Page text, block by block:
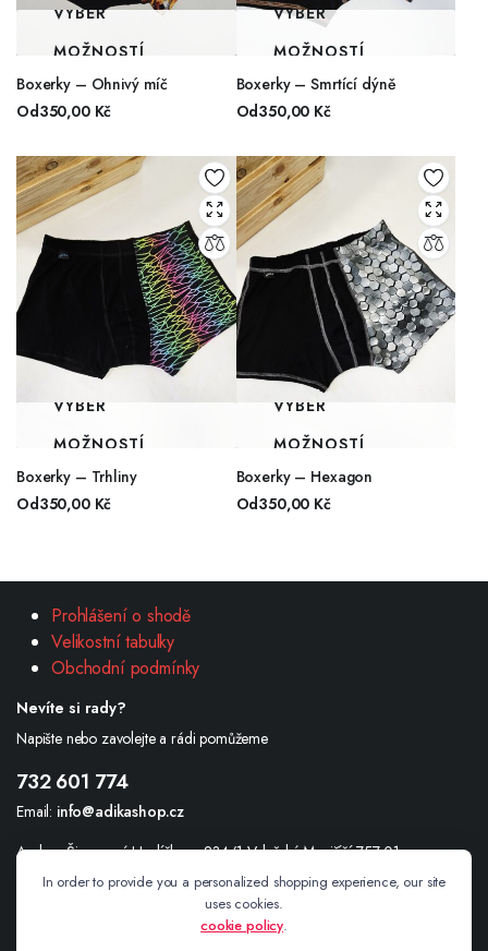
VÝBĚR
MOŽNOSTÍ
Boxerky – Ohnivý míč
Od350,00 Kč
VÝBĚR
MOŽNOSTÍ
Boxerky – Smrtící dýně
Od350,00 Kč
VÝBĚR
MOŽNOSTÍ
Boxerky – Trhliny
Od350,00 Kč
VÝBĚR
MOŽNOSTÍ
Boxerky – Hexagon
Od350,00 Kč
Prohlášení o shodě
Velikostní tabulky
Obchodní podmínky
Nevíte si rady?
Napište nebo zavolejte a rádi pomůžeme
732 601 774
Email: info@adikashop.cz
Andrea Šimonová Havlíčkova 234/1 Valašské Meziříčí 757 01
In order to provide you a personalized shopping experience, our site
uses cookies.
cookie policy.